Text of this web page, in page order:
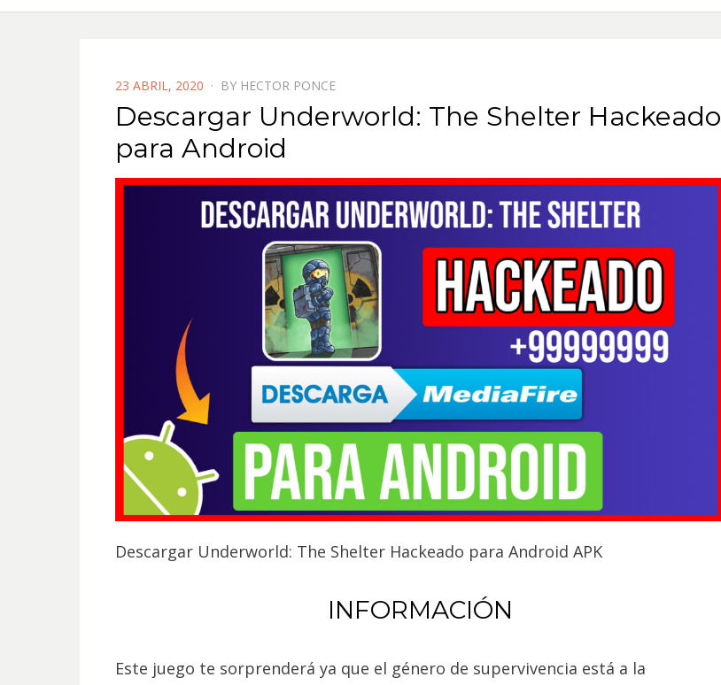
POSTED
ON
23 ABRIL, 2020 BY HECTOR PONCE
Descargar Underworld: The Shelter Hackeado
para Android
Descargar Underworld: The Shelter Hackeado para Android APK
INFORMACIÓN
Este juego te sorprenderá ya que el género de supervivencia está a la